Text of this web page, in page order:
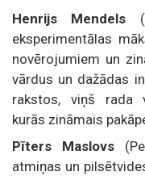
Henrijs Mendels
eksperimentālas
novērojumiem un
vārdus un dažādas
rakstos, viņš rada
kurās zināmais
Pīters Maslovs
atmiņas un